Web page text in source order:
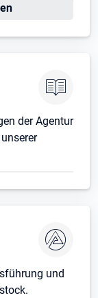
der Agentur
und